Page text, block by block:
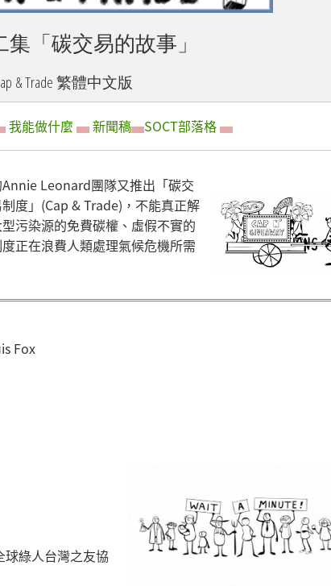
集「碳交易的故事」
& Trade 繁體中文版
我能做什麼 ▄新聞稿▄SOCT部落格▄
Leonard團隊又推出「碳交
度」(Cap & Trade)，不能真正解
污染源的免費碳權、虛假不實的
正在浪費人類處理氣候危機所需
Fox
球綠人台灣之友協